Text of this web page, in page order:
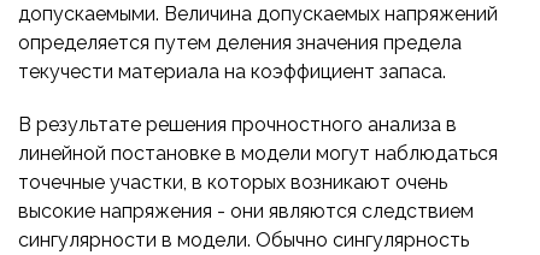
допускаемыми. Величина допускаемых напряжений
определяется путем деления значения предела
текучести материала на коэффициент запаса.
В результате решения прочностного анализа в
линейной постановке в модели могут наблюдаться
точечные участки, в которых возникают очень
высокие напряжения - они являются следствием
сингулярности в модели. Обычно сингулярность